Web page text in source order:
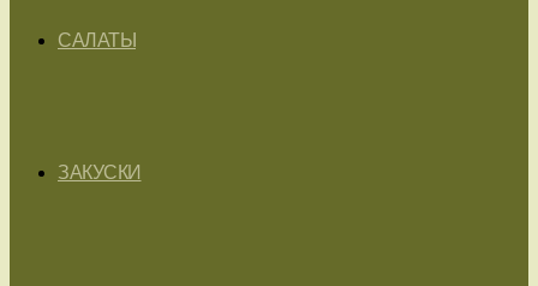
САЛАТЫ
ЗАКУСКИ